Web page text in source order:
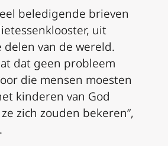
beledigende brieven
uit
van de wereld.
dat geen probleem
die mensen moesten
kinderen van God
zich zouden bekeren”,